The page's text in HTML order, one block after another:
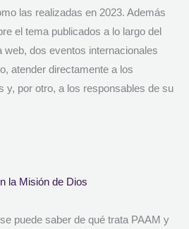
las realizadas en 2023. Además
el tema publicados a lo largo del
web, dos eventos internacionales
atender directamente a los
y, por otro, a los responsables de su
la Misión de Dios
puede saber de qué trata PAAM y